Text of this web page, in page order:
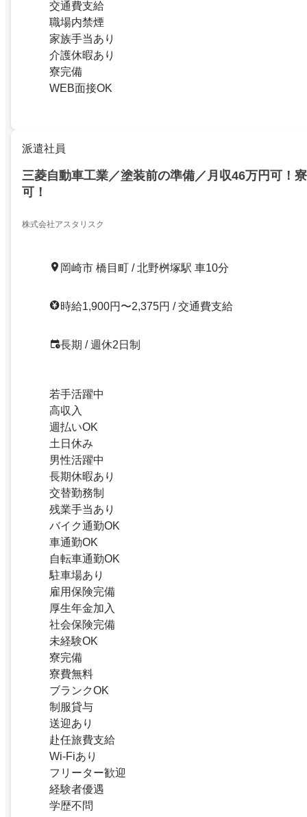
交通費支給
職場内禁煙
家族手当あり
介護休暇あり
寮完備
WEB面接OK
派遣社員
三菱自動車工業／塗装前の準備／月収46万円可！
可！
株式会社アスタリスク
岡崎市 橋目町 / 北野桝塚駅 車10分
時給1,900円〜2,375円 / 交通費支給
長期 / 週休2日制
若手活躍中
高収入
週払いOK
土日休み
男性活躍中
長期休暇あり
交替勤務制
残業手当あり
バイク通勤OK
車通勤OK
自転車通勤OK
駐車場あり
雇用保険完備
厚生年金加入
社会保険完備
未経験OK
寮完備
寮費無料
ブランクOK
制服貸与
送迎あり
赴任旅費支給
Wi-Fiあり
フリーター歓迎
経験者優遇
学歴不問